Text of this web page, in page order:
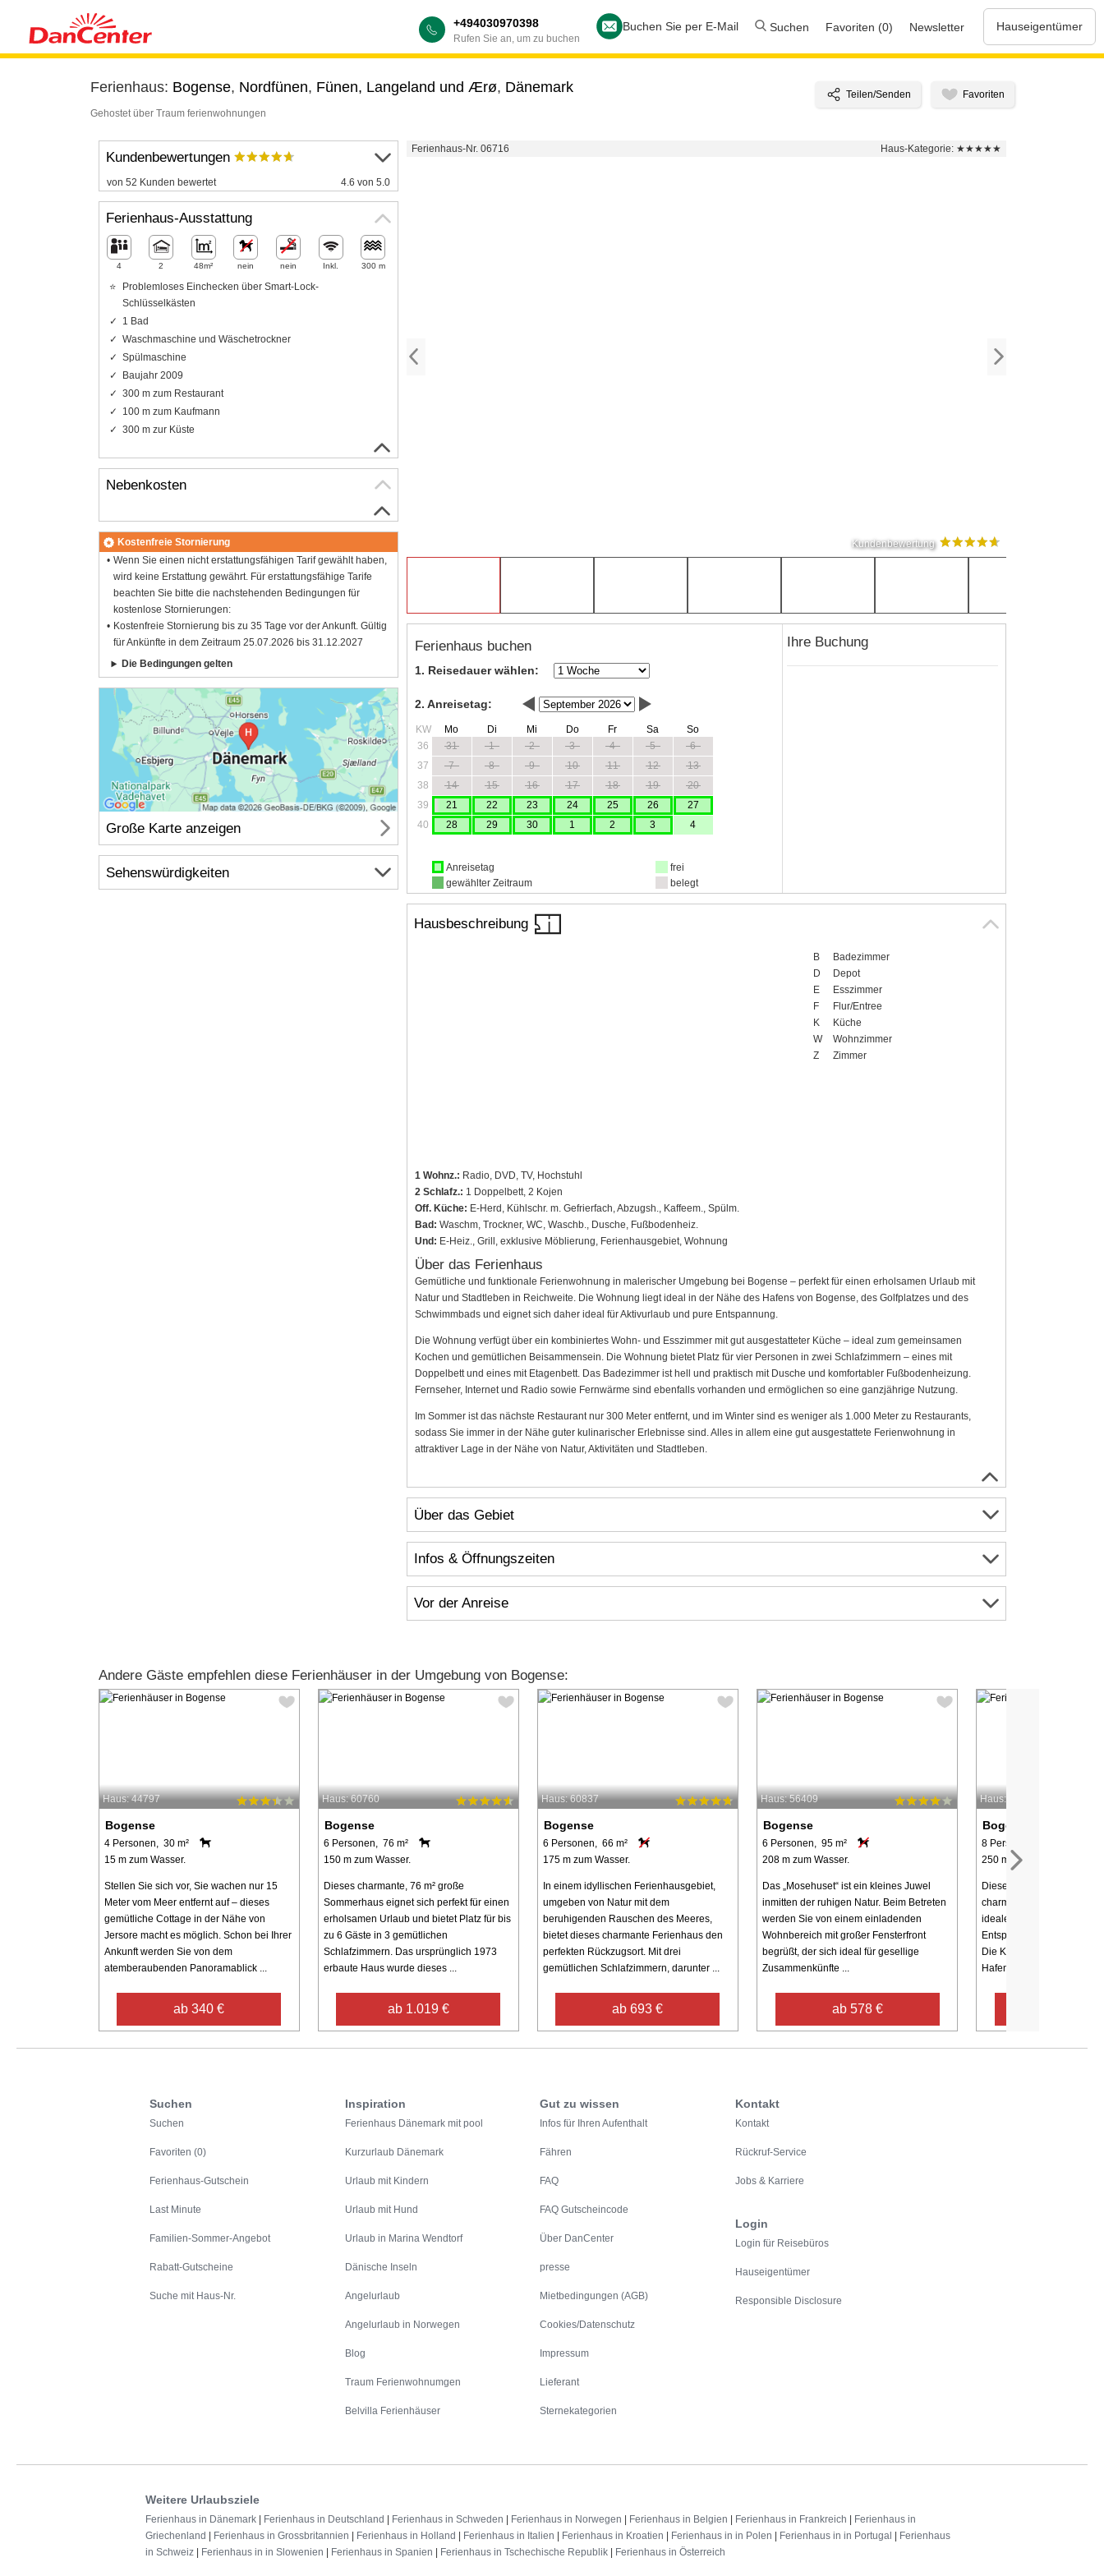
+494030970398
Rufen Sie an, um zu buchen
Buchen Sie per E-Mail Suchen Favoriten (0) Newsletter Hauseigentümer
Ferienhaus: Bogense, Nordfünen, Fünen, Langeland und Ærø, Dänemark
Gehostet über Traum ferienwohnungen
Ferienhaus-Nr. 06716 Haus-Kategorie: ★★★★★
Kundenbewertung
Ferienhaus buchen
1. Reisedauer wählen:
2. Anreisetag:
KW Mo Di Mi Do Fr Sa
So
36
31 1 2 3 4 5
6
37
7 8 9 10 11 12
13
38
14 15 16 17 18 19
20
39
21 22 23 24 25 26
27
40
28 29 30 1 2 3 4
Anreisetag
gewählter Zeitraum
frei
belegt
Ihre Buchung
Hausbeschreibung
B
Badezimmer
D
Depot
E
Esszimmer
F
Flur/Entree
K
Küche
W
Wohnzimmer
Z
Zimmer
1 Wohnz.: Radio, DVD, TV, Hochstuhl
2 Schlafz.: 1 Doppelbett, 2 Kojen
Off. Küche: E-Herd, Kühlschr. m. Gefrierfach, Abzugsh., Kaffeem., Spülm.
Bad: Waschm, Trockner, WC, Waschb., Dusche, Fußbodenheiz.
Und: E-Heiz., Grill, exklusive Möblierung, Ferienhausgebiet, Wohnung
Über das Ferienhaus
Gemütliche und funktionale Ferienwohnung in malerischer Umgebung bei Bogense – perfekt für einen erholsamen Urlaub mit
Natur und Stadtleben in Reichweite. Die Wohnung liegt ideal in der Nähe des Hafens von Bogense, des Golfplatzes und des
Schwimmbads und eignet sich daher ideal für Aktivurlaub und pure Entspannung.
Die Wohnung verfügt über ein kombiniertes Wohn- und Esszimmer mit gut ausgestatteter Küche – ideal zum gemeinsamen
Kochen und gemütlichen Beisammensein. Die Wohnung bietet Platz für vier Personen in zwei Schlafzimmern – eines mit
Doppelbett und eines mit Etagenbett. Das Badezimmer ist hell und praktisch mit Dusche und komfortabler Fußbodenheizung.
Fernseher, Internet und Radio sowie Fernwärme sind ebenfalls vorhanden und ermöglichen so eine ganzjährige Nutzung.
Im Sommer ist das nächste Restaurant nur 300 Meter entfernt, und im Winter sind es weniger als 1.000 Meter zu Restaurants,
sodass Sie immer in der Nähe guter kulinarischer Erlebnisse sind. Alles in allem eine gut ausgestattete Ferienwohnung in
attraktiver Lage in der Nähe von Natur, Aktivitäten und Stadtleben.
Über das Gebiet
Infos & Öffnungszeiten
Vor der Anreise
Kundenbewertungen
von 52 Kunden bewertet 4.6 von 5.0
Ferienhaus-Ausstattung
4 2 48m² nein nein Inkl. 300 m
Problemloses Einchecken über Smart-Lock-
Schlüsselkästen
1 Bad
Waschmaschine und Wäschetrockner
Spülmaschine
Baujahr 2009
300 m zum Restaurant
100 m zum Kaufmann
300 m zur Küste
Nebenkosten
Kostenfreie Stornierung
Wenn Sie einen nicht erstattungsfähigen Tarif gewählt haben,
wird keine Erstattung gewährt. Für erstattungsfähige Tarife
beachten Sie bitte die nachstehenden Bedingungen für
kostenlose Stornierungen:
Kostenfreie Stornierung bis zu 35 Tage vor der Ankunft. Gültig
für Ankünfte in dem Zeitraum 25.07.2026 bis 31.12.2027
Die Bedingungen gelten
Große Karte anzeigen
Sehenswürdigkeiten
Andere Gäste empfehlen diese Ferienhäuser in der Umgebung von Bogense:
Haus: 44797
Bogense
4 Personen, 30 m²
15 m zum Wasser.
Stellen Sie sich vor, Sie wachen nur 15
Meter vom Meer entfernt auf – dieses
gemütliche Cottage in der Nähe von
Jersore macht es möglich. Schon bei Ihrer
Ankunft werden Sie von dem
atemberaubenden Panoramablick ...
ab 340 €
Haus: 60760
Bogense
6 Personen, 76 m²
150 m zum Wasser.
Dieses charmante, 76 m² große
Sommerhaus eignet sich perfekt für einen
erholsamen Urlaub und bietet Platz für bis
zu 6 Gäste in 3 gemütlichen
Schlafzimmern. Das ursprünglich 1973
erbaute Haus wurde dieses ...
ab 1.019 €
Haus: 60837
Bogense
6 Personen, 66 m²
175 m zum Wasser.
In einem idyllischen Ferienhausgebiet,
umgeben von Natur mit dem
beruhigenden Rauschen des Meeres,
bietet dieses charmante Ferienhaus den
perfekten Rückzugsort. Mit drei
gemütlichen Schlafzimmern, darunter ...
ab 693 €
Haus: 56409
Bogense
6 Personen, 95 m²
208 m zum Wasser.
Das „Mosehuset“ ist ein kleines Juwel
inmitten der ruhigen Natur. Beim Betreten
werden Sie von einem einladenden
Wohnbereich mit großer Fensterfront
begrüßt, der sich ideal für gesellige
Zusammenkünfte ...
ab 578 €
Haus: 44582
Bogense
8 Personen, 110 m²
250 m zum Wasser.
Diese einladende
charmanten Küstenort
ideale Kombination aus
Entspannung und
Die Küste ist nur 250
Hafen ist in der ...
Suchen
Suchen
Favoriten (0)
Ferienhaus-Gutschein
Last Minute
Familien-Sommer-Angebot
Rabatt-Gutscheine
Suche mit Haus-Nr.
Inspiration
Ferienhaus Dänemark mit pool
Kurzurlaub Dänemark
Urlaub mit Kindern
Urlaub mit Hund
Urlaub in Marina Wendtorf
Dänische Inseln
Angelurlaub
Angelurlaub in Norwegen
Blog
Traum Ferienwohnumgen
Belvilla Ferienhäuser
Gut zu wissen
Infos für Ihren Aufenthalt
Fähren
FAQ
FAQ Gutscheincode
Über DanCenter
presse
Mietbedingungen (AGB)
Cookies/Datenschutz
Impressum
Lieferant
Sternekategorien
Kontakt
Kontakt
Rückruf-Service
Jobs & Karriere
Login
Login für Reisebüros
Hauseigentümer
Responsible Disclosure
Weitere Urlaubsziele
Ferienhaus in Dänemark | Ferienhaus in Deutschland | Ferienhaus in Schweden | Ferienhaus in Norwegen | Ferienhaus in Belgien | Ferienhaus in Frankreich | Ferienhaus in
Griechenland | Ferienhaus in Grossbritannien | Ferienhaus in Holland | Ferienhaus in Italien | Ferienhaus in Kroatien | Ferienhaus in in Polen | Ferienhaus in in Portugal | Ferienhaus
in Schweiz | Ferienhaus in in Slowenien | Ferienhaus in Spanien | Ferienhaus in Tschechische Republik | Ferienhaus in Österreich